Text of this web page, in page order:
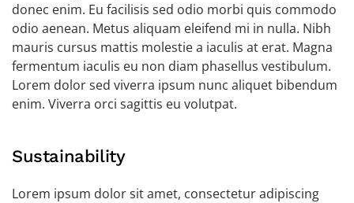
donec enim. Eu facilisis sed odio morbi quis commodo
odio aenean. Metus aliquam eleifend mi in nulla. Nibh
mauris cursus mattis molestie a iaculis at erat. Magna
fermentum iaculis eu non diam phasellus vestibulum.
Lorem dolor sed viverra ipsum nunc aliquet bibendum
enim. Viverra orci sagittis eu volutpat.
Sustainability
Lorem ipsum dolor sit amet, consectetur adipiscing